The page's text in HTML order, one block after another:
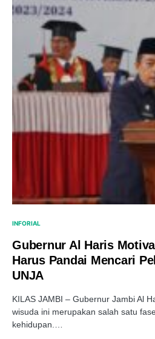
INFORIAL
Gubernur Al Haris
Harus Pandai Mencari
UNJA
KILAS JAMBI – Gubernur Jambi Al
wisuda ini merupakan salah satu
kehidupan.…